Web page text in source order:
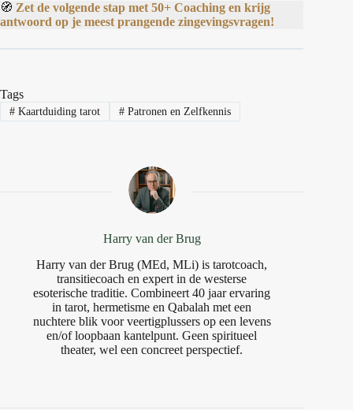
🧭 Zet de volgende stap met 50+ Coaching en krijg
antwoord op je meest prangende zingevingsvragen!
Tags
#Kaartduiding tarot #Patronen en Zelfkennis
Harry van der Brug
Harry van der Brug (MEd, MLi) is tarotcoach,
transitiecoach en expert in de westerse
esoterische traditie. Combineert 40 jaar ervaring
in tarot, hermetisme en Qabalah met een
nuchtere blik voor veertigplussers op een levens
en/of loopbaan kantelpunt. Geen spiritueel
theater, wel een concreet perspectief.